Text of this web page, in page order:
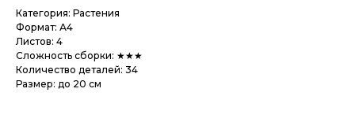
Категория: Растения
Формат: А4
Листов: 4
Сложность сборки: ★★★
Количество деталей: 34
Размер: до 20 см